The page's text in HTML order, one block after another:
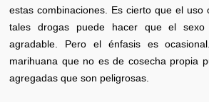
estas combinaciones. Es cierto que el uso
tales drogas puede hacer que el
agradable. Pero el énfasis es
marihuana que no es de cosecha propia
agregadas que son peligrosas.